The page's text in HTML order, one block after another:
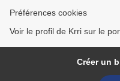
Préférences cookies
Voir le profil de Krri sur le
Créer un